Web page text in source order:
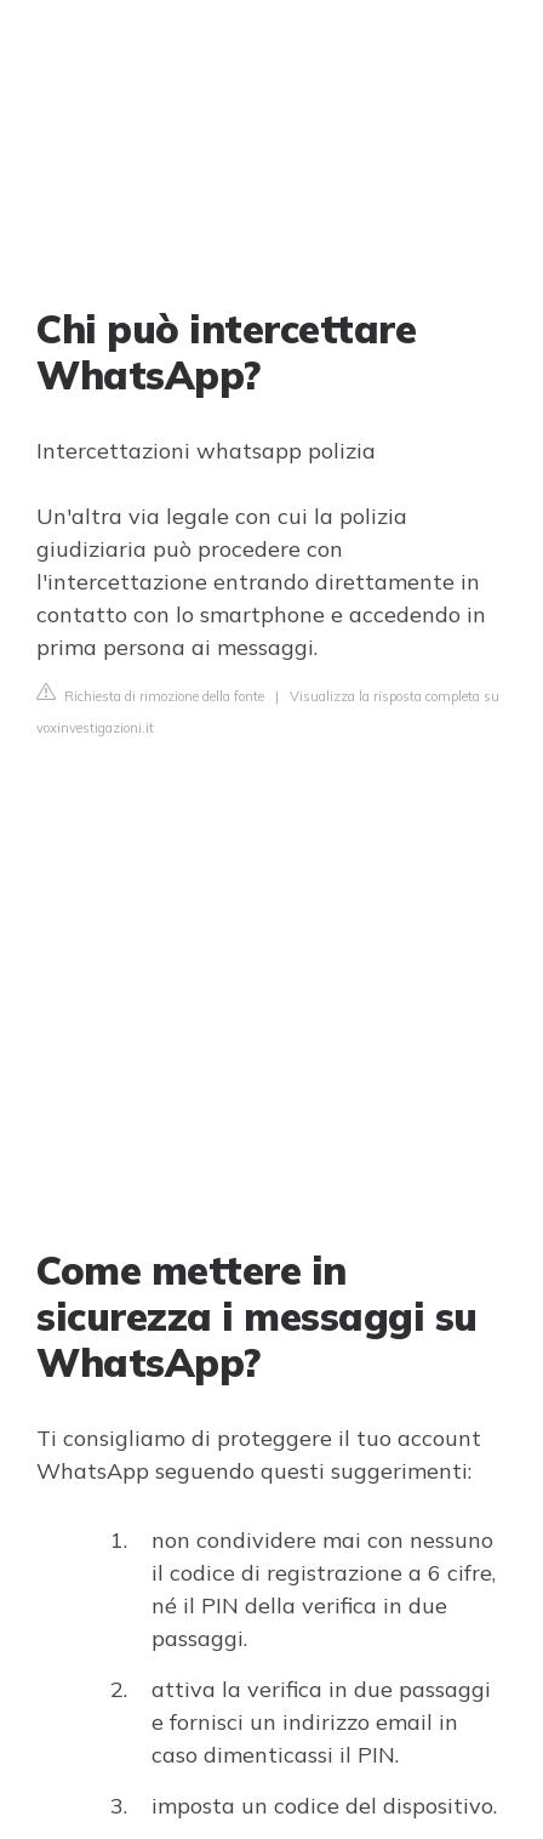
Chi può intercettare
WhatsApp?
Intercettazioni whatsapp polizia
Un'altra via legale con cui la polizia
giudiziaria può procedere con
l'intercettazione entrando direttamente in
contatto con lo smartphone e accedendo in
prima persona ai messaggi.
Richiesta di rimozione della fonte | Visualizza la risposta completa su
voxinvestigazioni.it
Come mettere in
sicurezza i messaggi su
WhatsApp?
Ti consigliamo di proteggere il tuo account
WhatsApp seguendo questi suggerimenti:
non condividere mai con nessuno
il codice di registrazione a 6 cifre,
né il PIN della verifica in due
passaggi.
attiva la verifica in due passaggi
e fornisci un indirizzo email in
caso dimenticassi il PIN.
imposta un codice del dispositivo.